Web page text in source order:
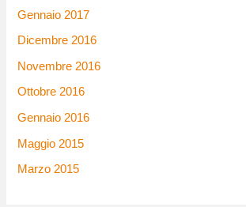
Gennaio 2017
Dicembre 2016
Novembre 2016
Ottobre 2016
Gennaio 2016
Maggio 2015
Marzo 2015